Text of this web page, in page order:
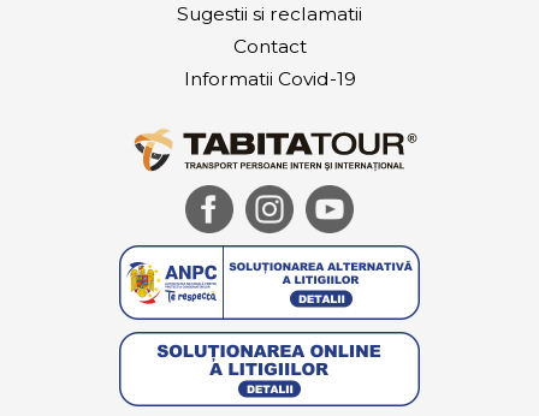
Sugestii si reclamatii
Contact
Informatii Covid-19